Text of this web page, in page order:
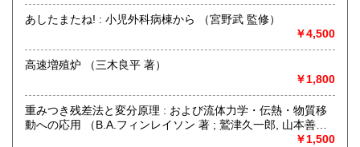
営業時間：【事務所営業・通信販売専門 (ご来店不可)】
9:00〜17:00 ※買取・仕入れ等で不在の場合がございます
書籍の買取について
自然科学等の学術書・専門書・その他資料買取り致します。
電話・FAX・メール等でお気軽にご相談下さいませ。
出張買取・配送料着払い(当店の支払い)で送って頂くことも
あしたまたね! : 小児外科病棟から （宮野武 監修）
￥4,500
高速増殖炉 （三木良平 著）
￥1,800
重みつき残差法と変分原理 : および流体力学・伝熱・物質移
動への応用 （B.A.フィンレイソン 著 ; 鷲津久一郎, 山本善之,
￥1,500